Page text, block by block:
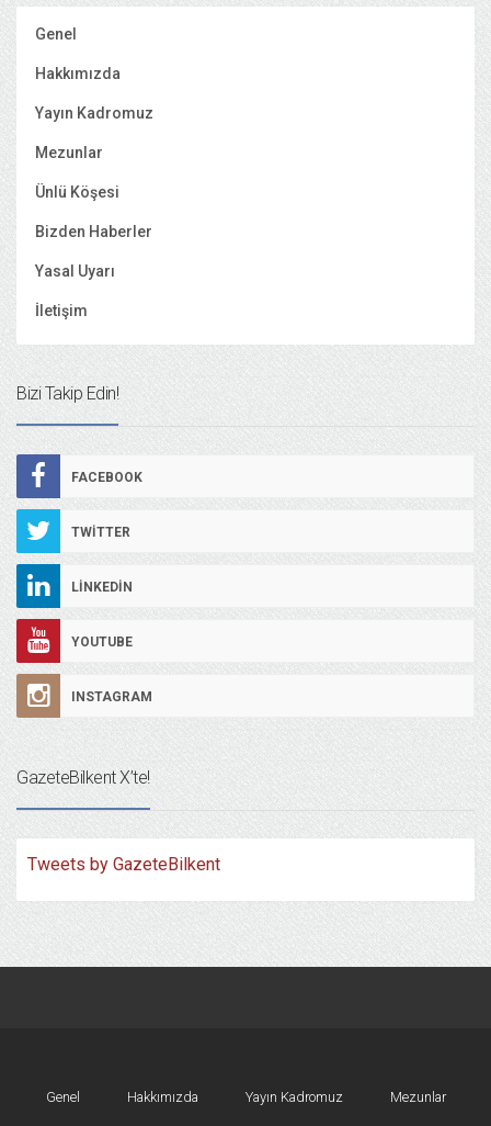
Genel
Hakkımızda
Yayın Kadromuz
Mezunlar
Ünlü Köşesi
Bizden Haberler
Yasal Uyarı
İletişim
Bizi Takip Edin!
FACEBOOK
TWITTER
LINKEDIN
YOUTUBE
INSTAGRAM
GazeteBilkent X’te!
Tweets by GazeteBilkent
Genel Hakkımızda Yayın Kadromuz Mezunlar